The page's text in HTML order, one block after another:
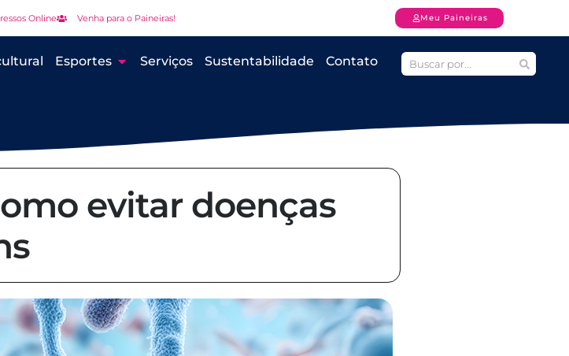
Online Venha para o Paineiras! Meu Paineiras
Esportes Serviços Sustentabilidade Contato
evitar doenças